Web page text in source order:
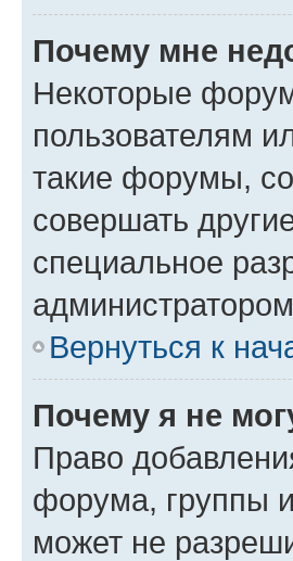
Почему мне
Некоторые
пользователям
такие форумы,
совершать
специальное
Вернуться к
Почему я не
Право
форума, группы
может не